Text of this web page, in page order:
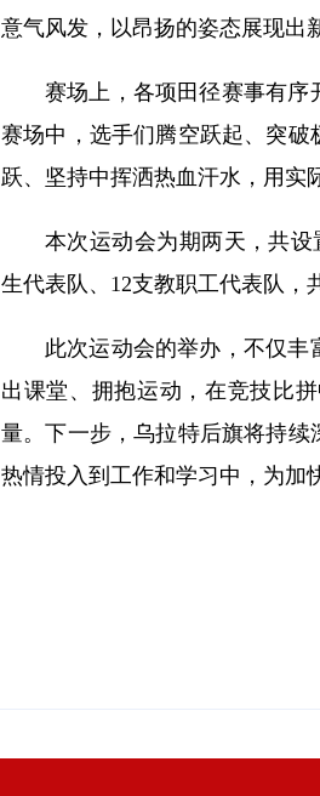
意气风发，以昂扬的姿态展现出
赛场上，各项田径赛事有序
赛场中，选手们腾空跃起、突
跃、坚持中挥洒热血汗水，用实
本次运动会为期两天，共
生代表队、12支教职工代表队，
此次运动会的举办，不仅
出课堂、拥抱运动，在竞技比
量。下一步，乌拉特后旗将持
热情投入到工作和学习中，为加